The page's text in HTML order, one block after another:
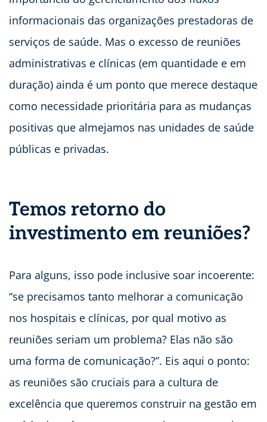
informacionais das organizações prestadoras de
serviços de saúde. Mas o excesso de reuniões
administrativas e clínicas (em quantidade e em
duração) ainda é um ponto que merece destaque
como necessidade prioritária para as mudanças
positivas que almejamos nas unidades de saúde
públicas e privadas.
Temos retorno do
investimento em reuniões?
Para alguns, isso pode inclusive soar incoerente:
“se precisamos tanto melhorar a comunicação
nos hospitais e clínicas, por qual motivo as
reuniões seriam um problema? Elas não são
uma forma de comunicação?”. Eis aqui o ponto:
as reuniões são cruciais para a cultura de
excelência que queremos construir na gestão em